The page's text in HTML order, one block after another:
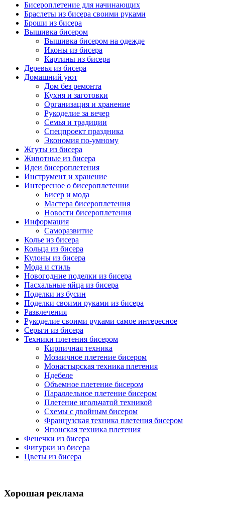
Бисероплетение для начинающих
Браслеты из бисера своими руками
Броши из бисера
Вышивка бисером
Вышивка бисером на одежде
Иконы из бисера
Картины из бисера
Деревья из бисера
Домашний уют
Дом без ремонта
Кухня и заготовки
Организация и хранение
Рукоделие за вечер
Семья и традиции
Спецпроект праздника
Экономия по-умному
Жгуты из бисера
Животные из бисера
Идеи бисероплетения
Инструмент и хранение
Интересное о бисероплетении
Бисер и мода
Мастера бисероплетения
Новости бисероплетения
Информация
Саморазвитие
Колье из бисера
Кольца из бисера
Кулоны из бисера
Мода и стиль
Новогодние поделки из бисера
Пасхальные яйца из бисера
Поделки из бусин
Поделки своими руками из бисера
Развлечения
Рукоделие своими руками самое интересное
Серьги из бисера
Техники плетения бисером
Кирпичная техника
Мозаичное плетение бисером
Монастырская техника плетения
Ндебеле
Объемное плетение бисером
Параллельное плетение бисером
Плетение игольчатой техникой
Схемы с двойным бисером
Французская техника плетения бисером
Японская техника плетения
Фенечки из бисера
Фигурки из бисера
Цветы из бисера
Хорошая реклама